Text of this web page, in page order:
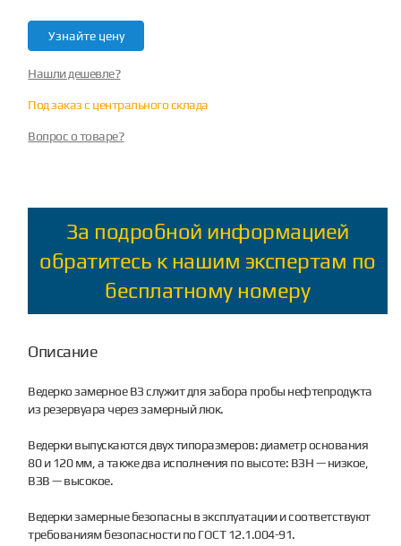
Узнайте цену
Нашли дешевле?
Под заказ с центрального склада
Вопрос о товаре?
За подробной информацией
обратитесь к нашим экспертам по
бесплатному номеру
Описание
Ведерко замерное ВЗ служит для забора пробы нефтепродукта
из резервуара через замерный люк.
Ведерки выпускаются двух типоразмеров: диаметр основания
80 и 120 мм, а также два исполнения по высоте: ВЗН — низкое,
ВЗВ — высокое.
Ведерки замерные безопасны в эксплуатации и соответствуют
требованиям безопасности по ГОСТ 12.1.004-91.